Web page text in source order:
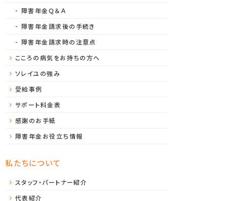
障害年金Ｑ＆Ａ
障害年金請求後の手続き
障害年金請求時の注意点
こころの病気をお持ちの方へ
ソレイユの強み
受給事例
サポート料金表
感謝のお手紙
障害年金お役立ち情報
私たちについて
スタッフ・パートナー紹介
代表紹介